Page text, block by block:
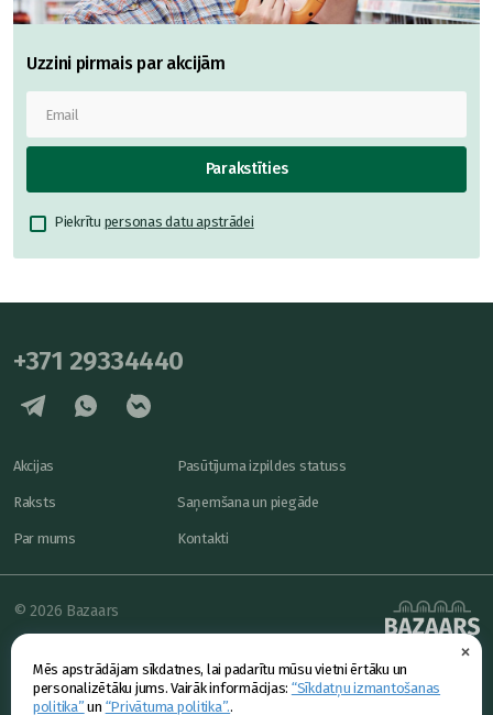
×
Mēs apstrādājam sīkdatnes, lai padarītu mūsu vietni ērtāku un
personalizētāku jums. Vairāk informācijas: “Sīkdatņu izmantošanas
politika” un “Privātuma politika”..
Uzzini pirmais par akcijām
Parakstīties
Piekrītu personas datu apstrādei
+371 29334440
Akcijas
Raksts
Par mums
Pasūtījuma izpildes statuss
Saņemšana un piegāde
Kontakti
powered by
© 2026 Bazaars
Konfidencialitāte
Piedāvājums